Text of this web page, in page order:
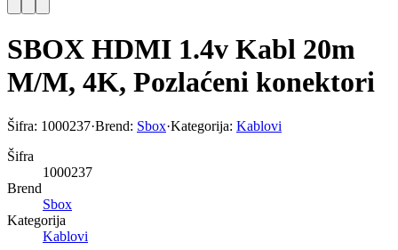
SBOX HDMI 1.4v Kabl 20m
M/M, 4K, Pozlaćeni konektori
Šifra: 1000237·Brend: Sbox·Kategorija: Kablovi
Šifra
1000237
Brend
Sbox
Kategorija
Kablovi